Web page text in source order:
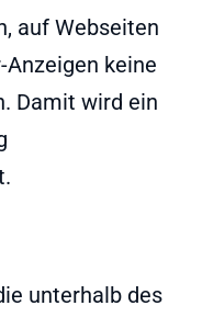
auf Webseiten
keine
Damit wird ein
unterhalb des